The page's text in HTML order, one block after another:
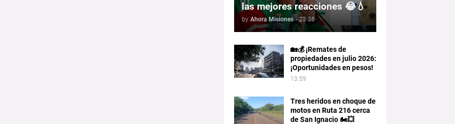
las mejores reacciones 😂💧
by Ahora Misiones - 23:36
🏡💰 ¡Remates de
propiedades en julio 2026:
¡Oportunidades en pesos!
13:59
Tres heridos en choque de
motos en Ruta 216 cerca
de San Ignacio 🏍️💥